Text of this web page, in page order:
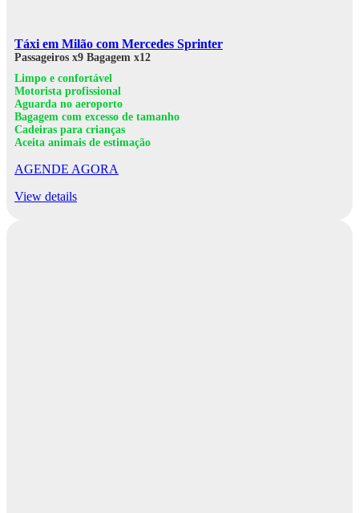
Táxi em Milão com Mercedes Sprinter
Passageiros x9 Bagagem x12
Limpo e confortável
Motorista profissional
Aguarda no aeroporto
Bagagem com excesso de tamanho
Cadeiras para crianças
Aceita animais de estimação
AGENDE AGORA
View details